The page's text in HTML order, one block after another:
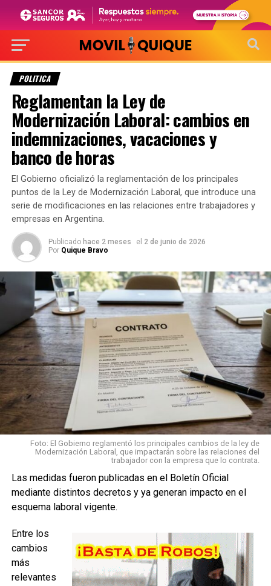
POLITICA
Reglamentan la Ley de
Modernización Laboral: cambios en
indemnizaciones, vacaciones y
banco de horas
El Gobierno oficializó la reglamentación de los principales
puntos de la Ley de Modernización Laboral, que introduce una
serie de modificaciones en las relaciones entre trabajadores y
empresas en Argentina.
Publicado hace 2 meses el 2 de junio de 2026
Por Quique Bravo
Foto: El Gobierno reglamentó los principales cambios de la ley de
Modernización Laboral, que impactarán sobre las relaciones del
trabajador con la empresa que lo contrata.
Las medidas fueron publicadas en el Boletín Oficial
mediante distintos decretos y ya generan impacto en el
esquema laboral vigente.
Entre los
cambios
más
relevantes